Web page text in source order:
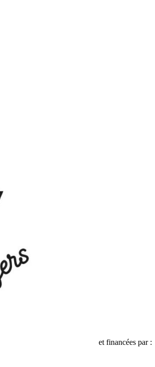
et financées par :